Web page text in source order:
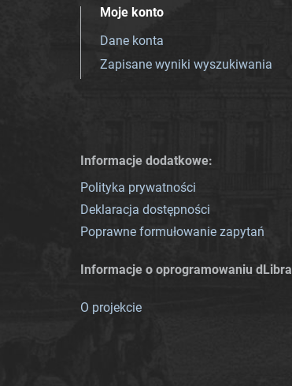
Moje konto
Dane konta
Zapisane wyniki wyszukiwania
Informacje dodatkowe:
Polityka prywatności
Deklaracja dostępności
Poprawne formułowanie zapytań
Informacje o oprogramowaniu dLibra
O projekcie